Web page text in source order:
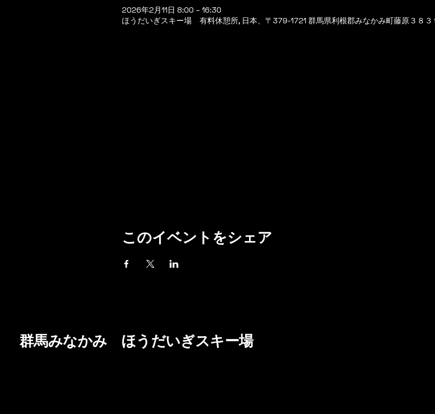
2026年2月11日 8:00 – 16:30
ほうだいぎスキー場 有料休憩所, 日本、〒379-1721 群馬県利根郡みなかみ町藤原３８３
このイベントをシェア
群馬みなかみ ほうだいぎスキー場